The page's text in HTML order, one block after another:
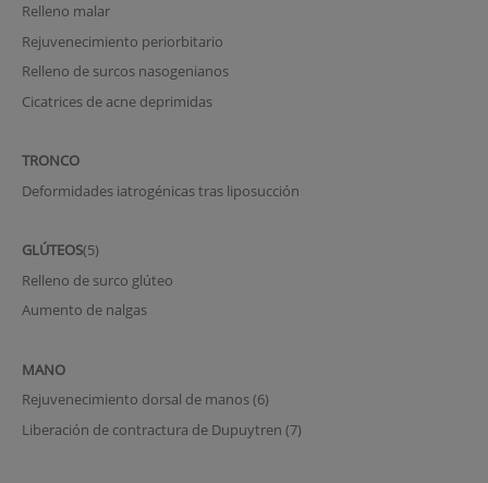
Relleno malar
Rejuvenecimiento periorbitario
Relleno de surcos nasogenianos
Cicatrices de acne deprimidas
TRONCO
Deformidades iatrogénicas tras liposucción
GLÚTEOS(5)
Relleno de surco glúteo
Aumento de nalgas
MANO
Rejuvenecimiento dorsal de manos (6)
Liberación de contractura de Dupuytren (7)